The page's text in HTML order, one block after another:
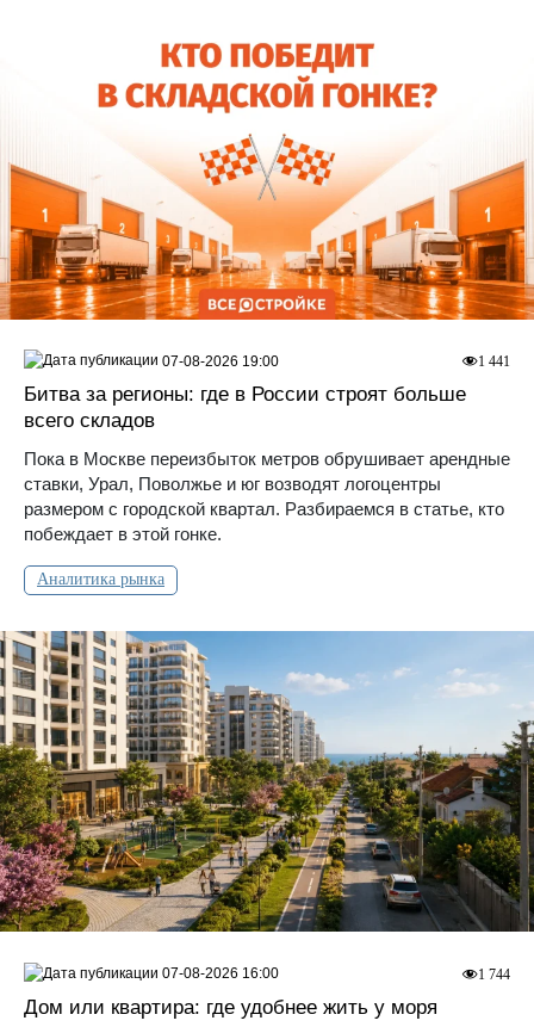
Битва за регионы: где в России строят больше
всего складов
Пока в Москве переизбыток метров обрушивает арендные
ставки, Урал, Поволжье и юг возводят логоцентры
размером с городской квартал. Разбираемся в статье, кто
побеждает в этой гонке.
Аналитика рынка
1 441
07-08-2026 19:00
Дом или квартира: где удобнее жить у моря
1 744
07-08-2026 16:00